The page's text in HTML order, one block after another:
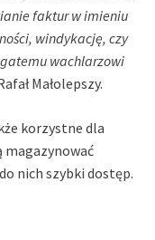
faktur w imieniu
windykację, czy
wachlarzowi
Małolepszy.
korzystne dla
magazynować
nich szybki dostęp.